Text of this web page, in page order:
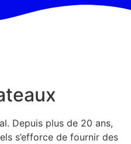
Depuis plus de 20 ans,
s’efforce de fournir des